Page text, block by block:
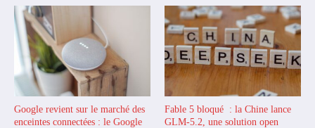
Google revient sur le marché des
enceintes connectées : le Google
Fable 5 bloqué : la Chine lance
GLM-5.2, une solution open